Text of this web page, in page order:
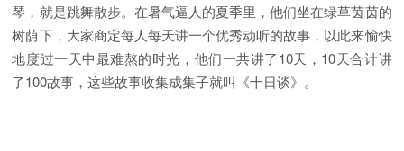
琴，就是跳舞散步。在暑气逼人的夏季里，他们坐在绿草茵茵的
树荫下，大家商定每人每天讲一个优秀动听的故事，以此来愉快
地度过一天中最难熬的时光，他们一共讲了10天，10天合计讲
了100故事，这些故事收集成集子就叫《十日谈》。